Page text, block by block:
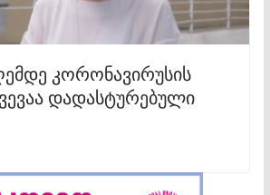
კორონავირუსის
დადასტურებული